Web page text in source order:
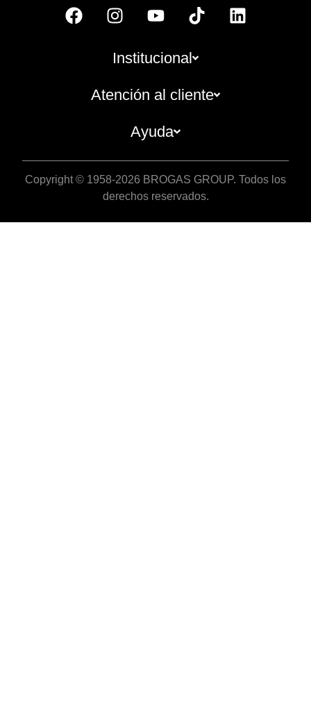
Institucional
Atención al cliente
Ayuda
Copyright © 1958-2026 BROGAS GROUP. Todos los
derechos reservados.